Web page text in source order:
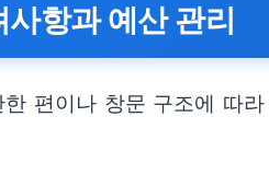
항과 예산 관리
편이나 창문 구조에 따